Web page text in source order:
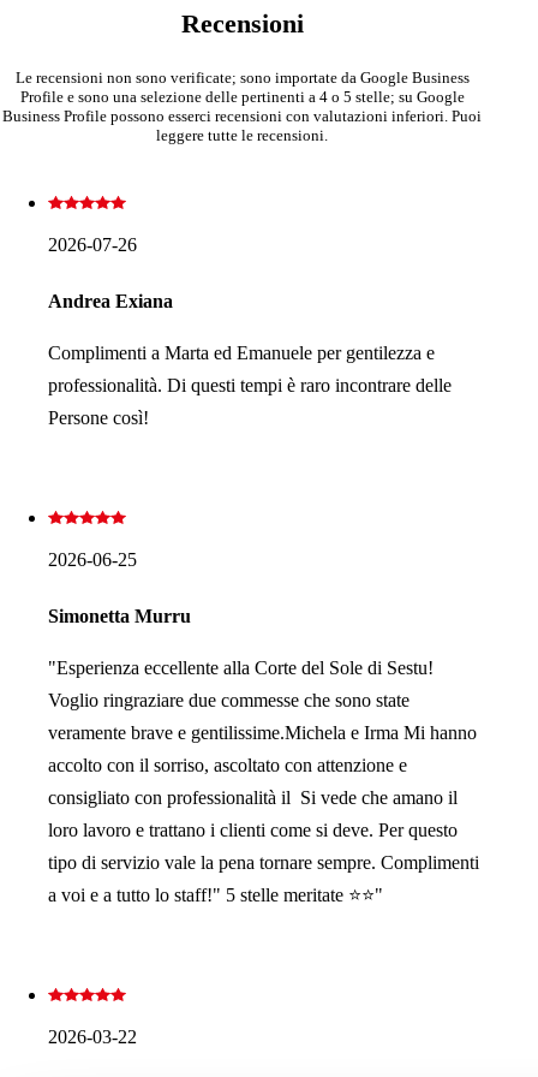
Recensioni
Le recensioni non sono verificate; sono importate da Google Business
Profile e sono una selezione delle pertinenti a 4 o 5 stelle; su Google
Business Profile possono esserci recensioni con valutazioni inferiori. Puoi
leggere tutte le recensioni.
2026-07-26
Andrea Exiana
Complimenti a Marta ed Emanuele per gentilezza e
professionalità. Di questi tempi è raro incontrare delle
Persone così!
2026-06-25
Simonetta Murru
"Esperienza eccellente alla Corte del Sole di Sestu!
Voglio ringraziare due commesse che sono state
veramente brave e gentilissime.Michela e Irma Mi hanno
accolto con il sorriso, ascoltato con attenzione e
consigliato con professionalità il Si vede che amano il
loro lavoro e trattano i clienti come si deve. Per questo
tipo di servizio vale la pena tornare sempre. Complimenti
a voi e a tutto lo staff!" 5 stelle meritate ⭐⭐"
2026-03-22